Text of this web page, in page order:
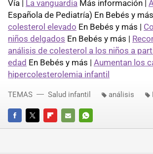
Vía | La vanguardia Más información |
Española de Pediatría) En Bebés y
colesterol elevado En Bebés y más |
niños delgados En Bebés y más |
análisis de colesterol a los niños a
edad En Bebés y más | Aumentan los
hipercolesterolemia infantil
FACEBOOKTWITTERFLIPBOARD
E-
WHATSAPP
TEMAS Salud infantil análisis